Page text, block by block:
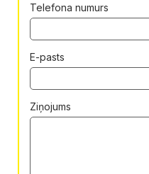
Telefona numurs
E-pasts
Ziņojums